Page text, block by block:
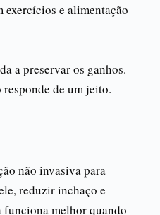
exercícios e alimentação
a preservar os ganhos.
de um jeito.
não invasiva para
reduzir inchaço e
melhor quando